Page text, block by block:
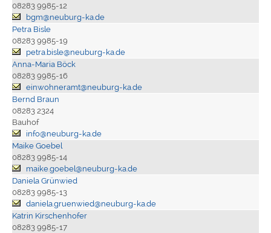
08283 9985-12
bgm@neuburg-ka.de
Petra Bisle
08283 9985-19
petra.bisle@neuburg-ka.de
Anna-Maria Böck
08283 9985-16
einwohneramt@neuburg-ka.de
Bernd Braun
08283 2324
Bauhof
info@neuburg-ka.de
Maike Goebel
08283 9985-14
maike.goebel@neuburg-ka.de
Daniela Grünwied
08283 9985-13
daniela.gruenwied@neuburg-ka.de
Katrin Kirschenhofer
08283 9985-17